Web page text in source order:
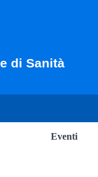
di Sanità
Eventi